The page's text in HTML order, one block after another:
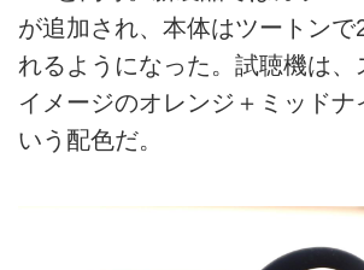
が追加され、本体はツートンで
れるようになった。試聴機は、
イメージのオレンジ＋ミッドナ
いう配色だ。